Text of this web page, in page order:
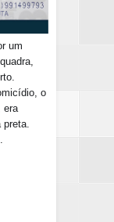
um
o
era